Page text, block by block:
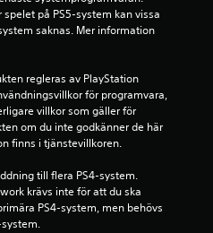
e
y
g
på PS5-system kan vissa
saknas. Mer information
regleras av PlayStation
för programvara,
villkor som gäller för
om du inte godkänner de här
finns i tjänstevillkoren.
till flera PS4-system.
krävs inte för att du ska
PS4-system, men behövs